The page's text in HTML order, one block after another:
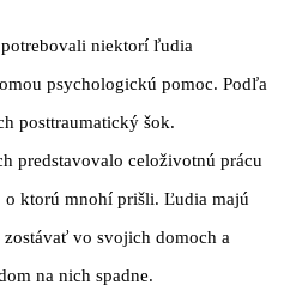
potrebovali niektorí ľudia
psychologickú pomoc. Podľa
posttraumatický šok.
predstavovalo celoživotnú prácu
ktorú mnohí prišli. Ľudia majú
vo svojich domoch a
na nich spadne.